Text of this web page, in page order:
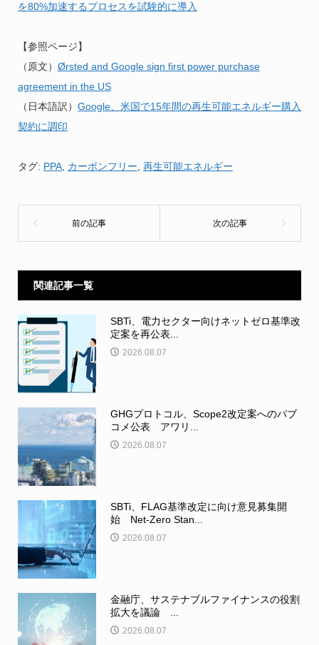
を80%加速するプロセスを試験的に導入
【参照ページ】
（原文） Ørsted and Google sign first power purchase
agreement in the US
（日本語訳） Google、米国で15年間の再生可能エネルギー購入
契約に調印
タグ: PPA, カーボンフリー 再生可能エネルギー
関連記事一覧
SBTi、電力セクター向けネットゼロ基準改
定案を再公表...
2026.08.07
GHGプロトコル、Scope2改定案へのパブ
コメ公表 アワリ...
2026.08.07
SBTi、FLAG基準改定に向け意見募集開
始 Net-Zero Stan...
2026.08.07
金融庁、サステナブルファイナンスの役割
拡大を議論 ...
2026.08.07